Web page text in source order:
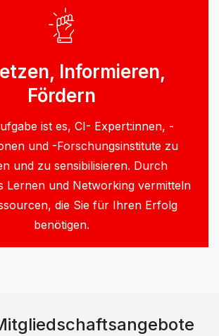
Informieren,
Fördern
ist es, CI- Expert:innen, -
und -Forschungsinstitute zu
und zu sensibilisieren. Durch
Lernen und Networking vermitteln
die Sie für Ihren Erfolg
benötigen.